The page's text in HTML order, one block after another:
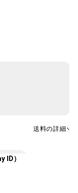
送料の詳細
ID）